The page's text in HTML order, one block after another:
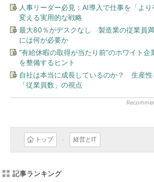
人事リーダー必見：AI導入で仕事を「よ
変える実用的な戦略
最大80％がデスクなし 製造業の従業員
には何が必要か
“有給休暇の取得が当たり前”のホワイト企
を整備するヒント
自社は本当に成長しているのか？ 生産性
「従業員数」の視点
トップ 経営とIT
記事ランキング